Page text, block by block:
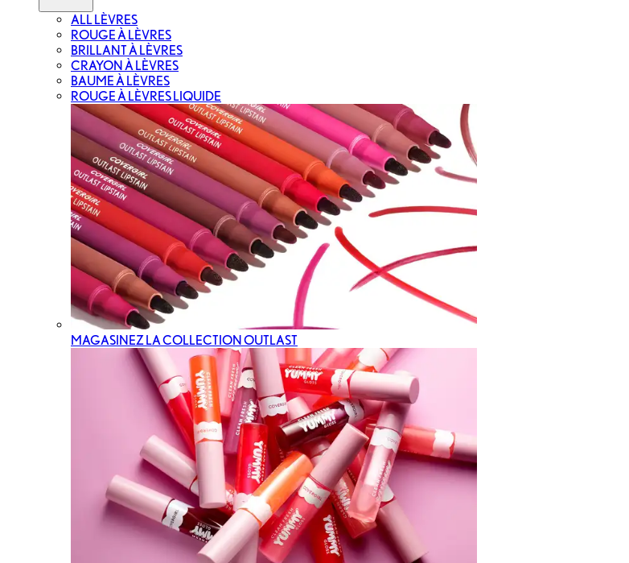
ALL LÈVRES
ROUGE À LÈVRES
BRILLANT À LÈVRES
CRAYON À LÈVRES
BAUME À LÈVRES
ROUGE À LÈVRES LIQUIDE
MAGASINEZ LA COLLECTION OUTLAST